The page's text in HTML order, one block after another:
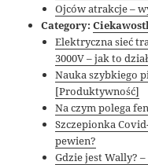
Ojców atrakcje –
Category:
Elektryczna sieć
3000V – jak to
Nauka szybkiego
[Produktywność]
Na czym polega
Szczepionka
pewien?
Gdzie jest Wally?